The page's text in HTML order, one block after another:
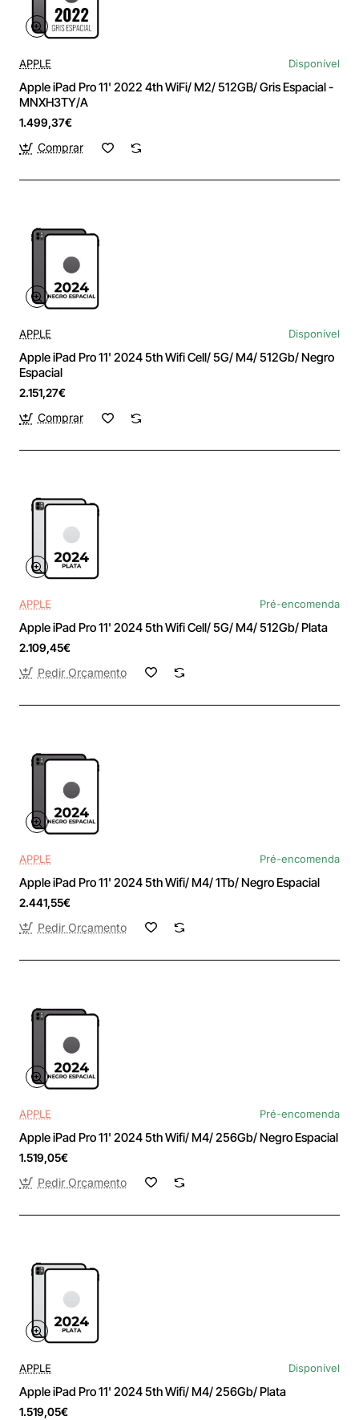
APPLE Disponível
Apple iPad Pro 11' 2022 4th WiFi/ M2/ 512GB/ Gris Espacial -
MNXH3TY/A
1.499,37€
Comprar
APPLE Disponível
Apple iPad Pro 11' 2024 5th Wifi Cell/ 5G/ M4/ 512Gb/ Negro
Espacial
2.151,27€
Comprar
APPLE Pré-encomenda
Apple iPad Pro 11' 2024 5th Wifi Cell/ 5G/ M4/ 512Gb/ Plata
2.109,45€
Pedir Orçamento
APPLE Pré-encomenda
Apple iPad Pro 11' 2024 5th Wifi/ M4/ 1Tb/ Negro Espacial
2.441,55€
Pedir Orçamento
APPLE Pré-encomenda
Apple iPad Pro 11' 2024 5th Wifi/ M4/ 256Gb/ Negro Espacial
1.519,05€
Pedir Orçamento
APPLE Disponível
Apple iPad Pro 11' 2024 5th Wifi/ M4/ 256Gb/ Plata
1.519,05€